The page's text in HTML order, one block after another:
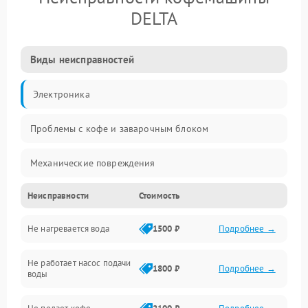
DELTA
Виды неисправностей
Электроника
Проблемы с кофе и заварочным блоком
Механические повреждения
Прочие неисправности
Включение и работа
Проблемы с водой
Проблемы с капучинатором и паром
Неисправности Стоимость
Не нагревается вода 1500 ₽ Подробнее →
Не работает насос подачи
воды
1800 ₽ Подробнее →